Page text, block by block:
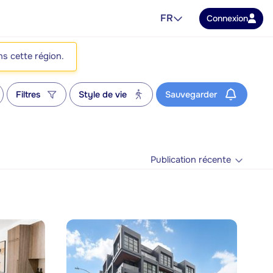
FR Connexion
cette région.
Filtres Style de vie Sauvegarder
Publication récente